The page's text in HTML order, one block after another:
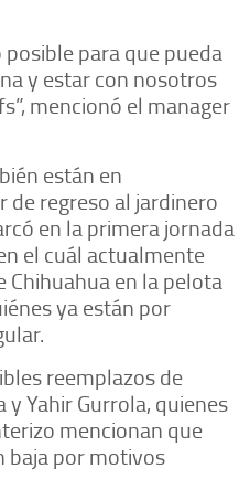
para que pueda
y estar con nosotros
mencionó el manager
están en
de regreso al jardinero
en la primera jornada
el cuál actualmente
Chihuahua en la pelota
ya están por
reemplazos de
y Yahir Gurrola, quienes
mencionan que
baja por motivos